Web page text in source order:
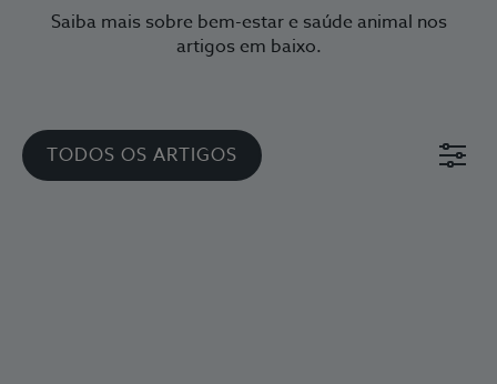
Saiba mais sobre bem-estar e saúde animal nos
artigos em baixo.
TODOS OS ARTIGOS